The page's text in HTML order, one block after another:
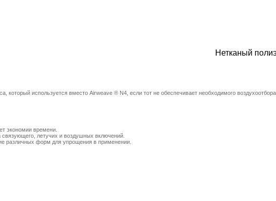
Нетканый
который используется вместо Airweave ® N4, если тот не обеспечивает необходимого
экономии времени.
летучих и воздушных включений.
различных форм для упрощения в применении.